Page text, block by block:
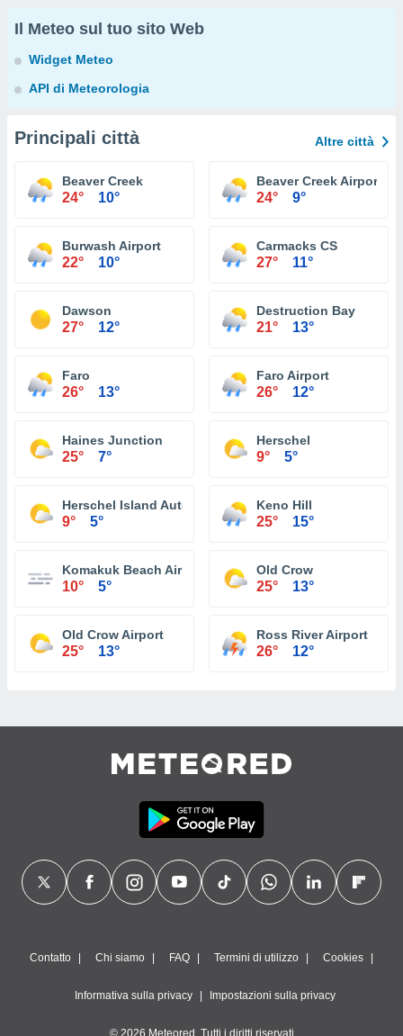
Il Meteo sul tuo sito Web
Widget Meteo
API di Meteorologia
Principali città Altre città
Beaver Creek
24° 10°
Beaver Creek Airport
24° 9°
Burwash Airport
22° 10°
Carmacks CS
27° 11°
Dawson
27° 12°
Destruction Bay
21° 13°
Faro
26° 13°
Faro Airport
26° 12°
Haines Junction
25° 7°
Herschel
9° 5°
Herschel Island Automatic Weather Reporting System
9° 5°
Keno Hill
25° 15°
Komakuk Beach Airport
10° 5°
Old Crow
25° 13°
Old Crow Airport
25° 13°
Ross River Airport
26° 12°
Contatto Chi siamo FAQ Termini di utilizzo Cookies
Informativa sulla privacy Impostazioni sulla privacy
© 2026 Meteored. Tutti i diritti riservati